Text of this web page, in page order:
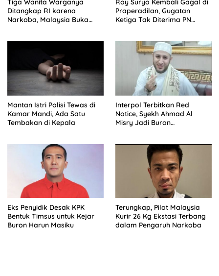
Tiga Wanita Warganya
Ditangkap RI karena
Narkoba, Malaysia Buka
Roy Suryo Kembali Gagal di
Praperadilan, Gugatan
Ketiga Tak Diterima PN
Mantan Istri Polisi Tewas di
Kamar Mandi, Ada Satu
Tembakan di Kepala
Interpol Terbitkan Red
Notice, Syekh Ahmad Al
Misry Jadi Buron
Eks Penyidik Desak KPK
Bentuk Timsus untuk Kejar
Buron Harun Masiku
Terungkap, Pilot Malaysia
Kurir 26 Kg Ekstasi Terbang
dalam Pengaruh Narkoba